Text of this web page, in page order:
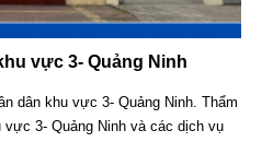
vực 3- Quảng Ninh
dân khu vực 3- Quảng Ninh. Thẩm
vực 3- Quảng Ninh và các dịch vụ